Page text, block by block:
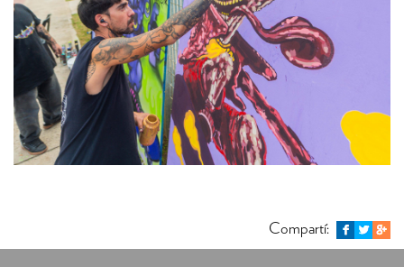
Compartí: